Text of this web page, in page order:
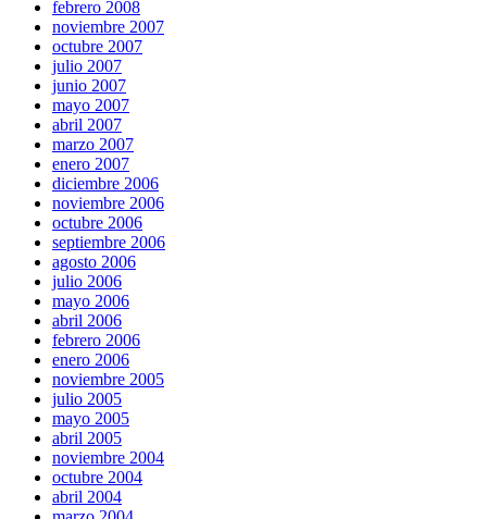
febrero 2008
noviembre 2007
octubre 2007
julio 2007
junio 2007
mayo 2007
abril 2007
marzo 2007
enero 2007
diciembre 2006
noviembre 2006
octubre 2006
septiembre 2006
agosto 2006
julio 2006
mayo 2006
abril 2006
febrero 2006
enero 2006
noviembre 2005
julio 2005
mayo 2005
abril 2005
noviembre 2004
octubre 2004
abril 2004